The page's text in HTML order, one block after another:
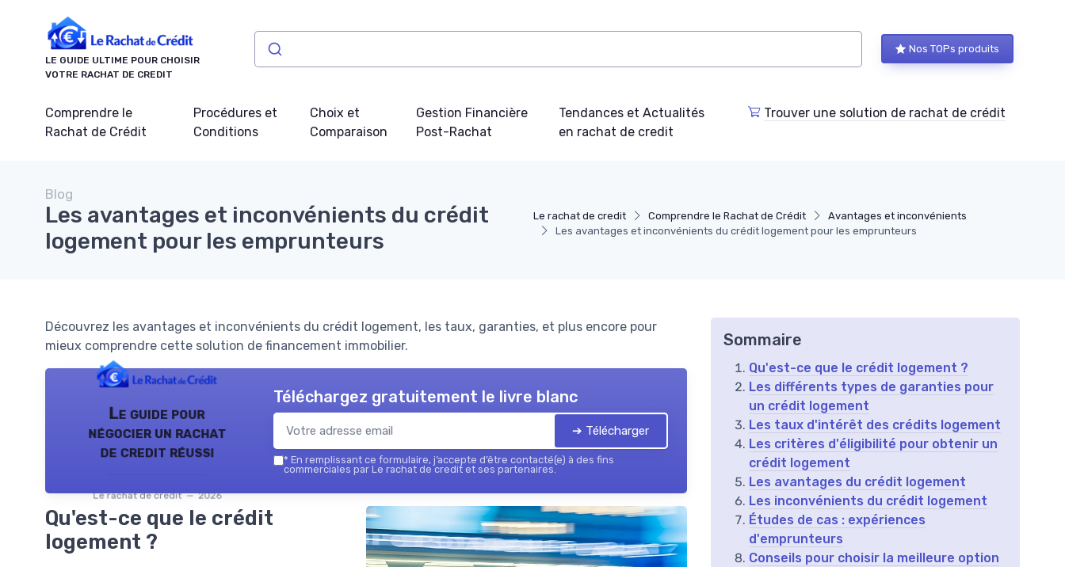
LE GUIDE ULTIME POUR CHOISIR
VOTRE RACHAT DE CREDIT
Nos TOPs produits
Comprendre le
Rachat de Crédit
Procédures et
Conditions
Choix et
Comparaison
Gestion Financière
Post-Rachat
Tendances et Actualités
en rachat de credit
Trouver une solution de rachat de crédit
Le rachat de credit Comprendre le Rachat de Crédit
Avantages et inconvénients
Les avantages et inconvénients du crédit logement pour les emprunteurs
Blog
Les avantages et inconvénients du crédit
logement pour les emprunteurs
Découvrez les avantages et inconvénients du crédit logement, les taux, garanties, et plus encore pour
mieux comprendre cette solution de financement immobilier.
Le guide pour
négocier un rachat
de credit réussi
Le rachat de credit — 2026
Téléchargez gratuitement le livre blanc
➔ Télécharger
* En remplissant ce formulaire, j’accepte d’être contacté(e) à des fins
commerciales par Le rachat de credit et ses partenaires.
Qu'est-ce que le crédit
logement ?
Sommaire
Qu'est-ce que le crédit logement ?
Les différents types de garanties pour
un crédit logement
Les taux d'intérêt des crédits logement
Les critères d'éligibilité pour obtenir un
crédit logement
Les avantages du crédit logement
Les inconvénients du crédit logement
Études de cas : expériences
d'emprunteurs
Conseils pour choisir la meilleure option